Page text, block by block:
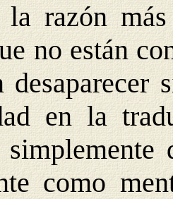
la razón
no están
en la
como